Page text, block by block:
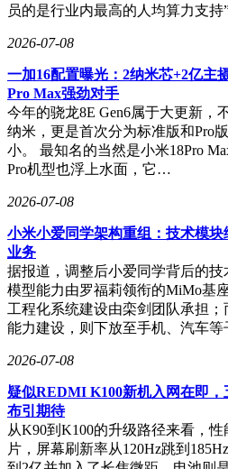
成本控制和供应链安全方面获得战
截至发稿时，DeepSeek官方尚未
期将主要应用于自有数据中心和边
硬件革命，或将重塑中国AI产业的
员的是行业内最高的人均算力支
2026-07-08
一加16配置曝光：2纳米芯+2亿主
Pro Max强劲对手
今年的骁龙8E Gen6属于大更新，
纳米，更是首次分为标准版和Pro
小。 最知名的当然是小米18Pro
Pro机型也浮上水面，它…
2026-07-08
小米小爱同学架构重组：技术模
业务
据报道，调整后小爱同学背后的
模型能力由罗福莉领衔的MiMo基
工程化系统建设由栾剑团队承担
能力建设，则下放至手机、汽车
2026-07-08
疑似REDMI K100新机入网在即
布引期待
从K90到K100的升级路径来看，
片，屏幕刷新率从120Hz跳到